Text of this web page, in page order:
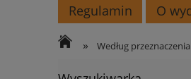
Regulamin O
» Według przeznaczenia